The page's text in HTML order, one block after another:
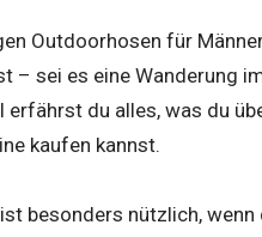
Outdoorhosen für
– sei es eine Wanderung
erfährst du alles, was du
kaufen kannst.
besonders nützlich,